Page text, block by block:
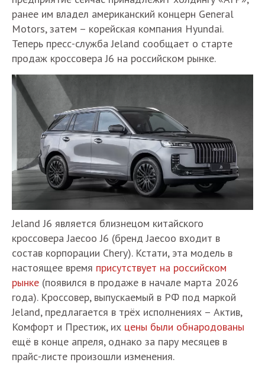
ранее им владел американский концерн General
Motors, затем – корейская компания Hyundai.
Теперь пресс-служба Jeland сообщает о старте
продаж кроссовера J6 на российском рынке.
Jeland J6 является близнецом китайского
кроссовера Jaecoo J6 (бренд Jaecoo входит в
состав корпорации Chery). Кстати, эта модель в
настоящее время присутствует на российском
рынке (появился в продаже в начале марта 2026
года). Кроссовер, выпускаемый в РФ под маркой
Jeland, предлагается в трёх исполнениях – Актив,
Комфорт и Престиж, их цены были обнародованы
ещё в конце апреля, однако за пару месяцев в
прайс-листе произошли изменения.